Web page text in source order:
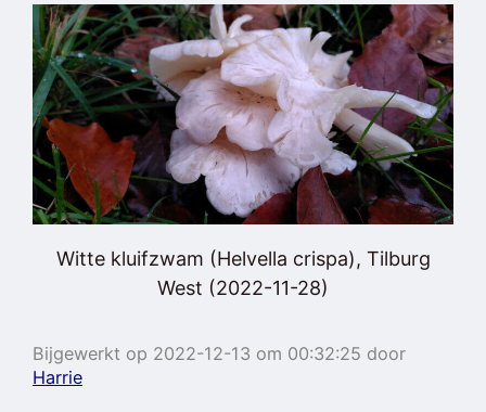
Witte kluifzwam (Helvella crispa), Tilburg
West (2022-11-28)
Bijgewerkt op 2022-12-13 om 00:32:25 door
Harrie